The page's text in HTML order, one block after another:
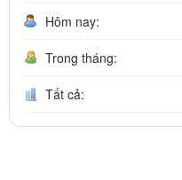
Hôm nay:
Trong tháng:
Tất cả: